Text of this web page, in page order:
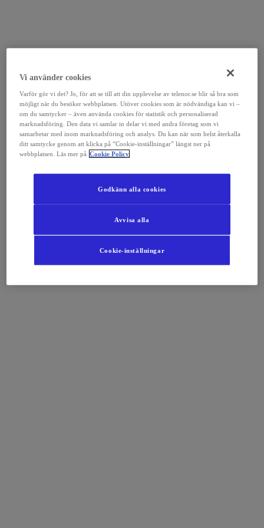
Vi använder cookies
Varför gör vi det? Jo, för att se till att din upplevelse av telenor.se blir så bra som
möjligt när du besöker webbplatsen. Utöver cookies som är nödvändiga kan vi –
om du samtycker – även använda cookies för statistik och personaliserad
marknadsföring. Den data vi samlar in delar vi med andra företag som vi
samarbetar med inom marknadsföring och analys. Du kan när som helst återkalla
ditt samtycke genom att klicka på ”Cookie-inställningar” längst ner på
webbplatsen. Läs mer på Cookie Policy
Cookie-inställningar
Avvisa alla
Godkänn alla cookies